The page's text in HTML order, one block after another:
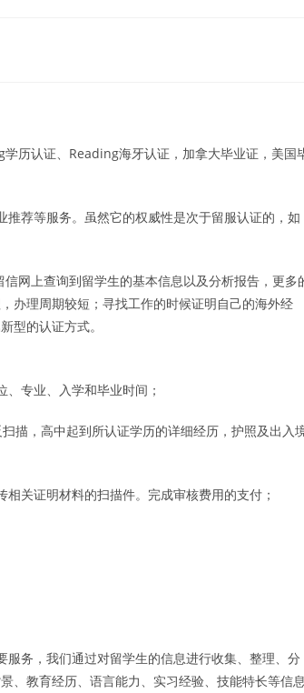
历认证、Reading海牙认证，加拿大毕业证，美国
荐等服务。虽然它的权威性是次于留服认证的，如
网上查询到留学生的基本信息以及分析报告，更多
办理周期较短；寻找工作的时候证明自己的海外经
型的认证方式。
专业、入学和毕业时间；
描，高中起到所认证学历的详细经历，护照及出入
关证明材料的扫描件。完成审核费用的支付；
务，我们通过对留学生的信息进行收集、整理、分
、教育经历、语言能力、实习经验、技能特长等信